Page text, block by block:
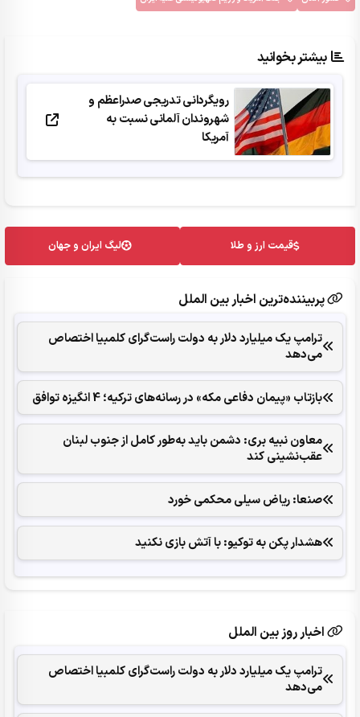
بیشتر بخوانید
رویگردانی تدریجی صدراعظم و
شهروندان آلمانی نسبت به
آمریکا
قیمت ارز و طلا لیگ ایران و جهان
پربیننده‌ترین اخبار بین الملل
ترامپ یک میلیارد دلار به دولت راست‌گرای کلمبیا اختصاص
می‌دهد
بازتاب «پیمان دفاعی مکه» در رسانه‌های ترکیه؛ 4 انگیزه توافق
معاون نبیه بری: دشمن باید به‌طور کامل از جنوب لبنان
عقب‌نشینی کند
صنعا: ریاض سیلی محکمی خورد
هشدار پکن به توکیو: با آتش بازی نکنید
اخبار روز بین الملل
ترامپ یک میلیارد دلار به دولت راست‌گرای کلمبیا اختصاص
می‌دهد